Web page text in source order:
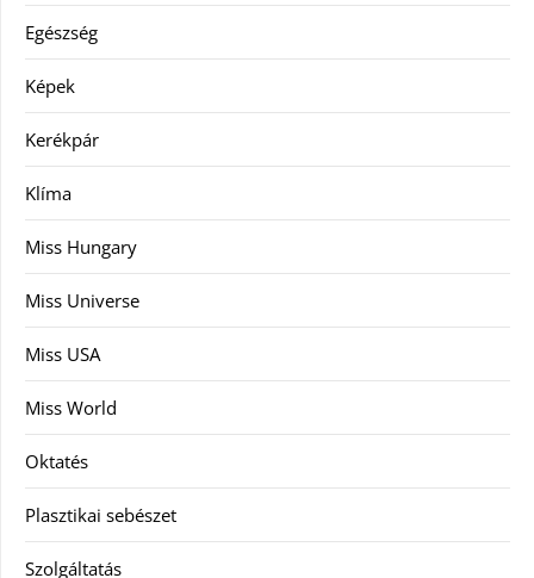
Egészség
Képek
Kerékpár
Klíma
Miss Hungary
Miss Universe
Miss USA
Miss World
Oktatés
Plasztikai sebészet
Szolgáltatás